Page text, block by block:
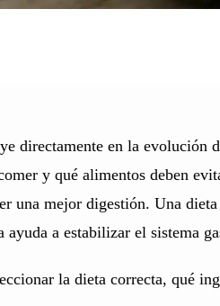
directamente en la evolución
y qué alimentos deben
una mejor digestión. Una
ayuda a estabilizar el sistema
la dieta correcta, qué